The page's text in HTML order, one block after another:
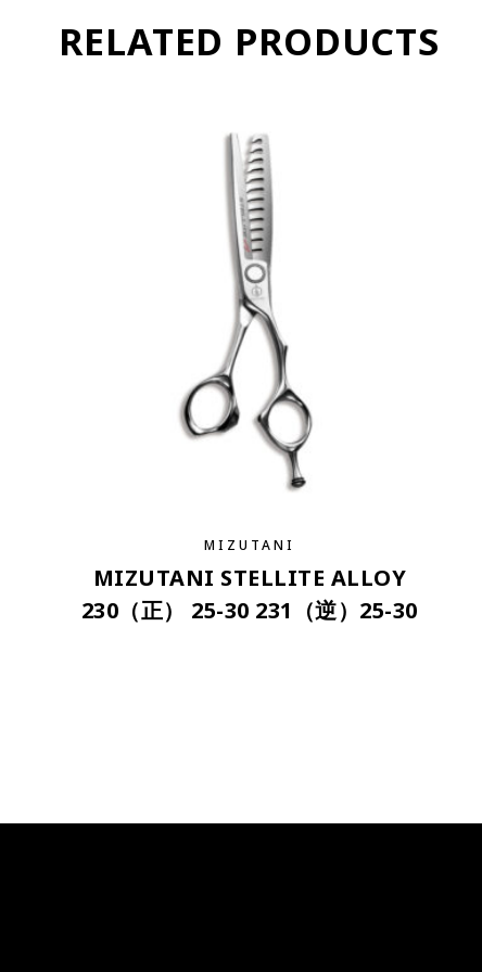
RELATED PRODUCTS
MIZUTANI
MIZUTANI STELLITE ALLOY
230（正） 25-30 231（逆）25-30